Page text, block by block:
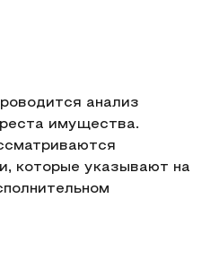
анализ
имущества.
которые указывают на